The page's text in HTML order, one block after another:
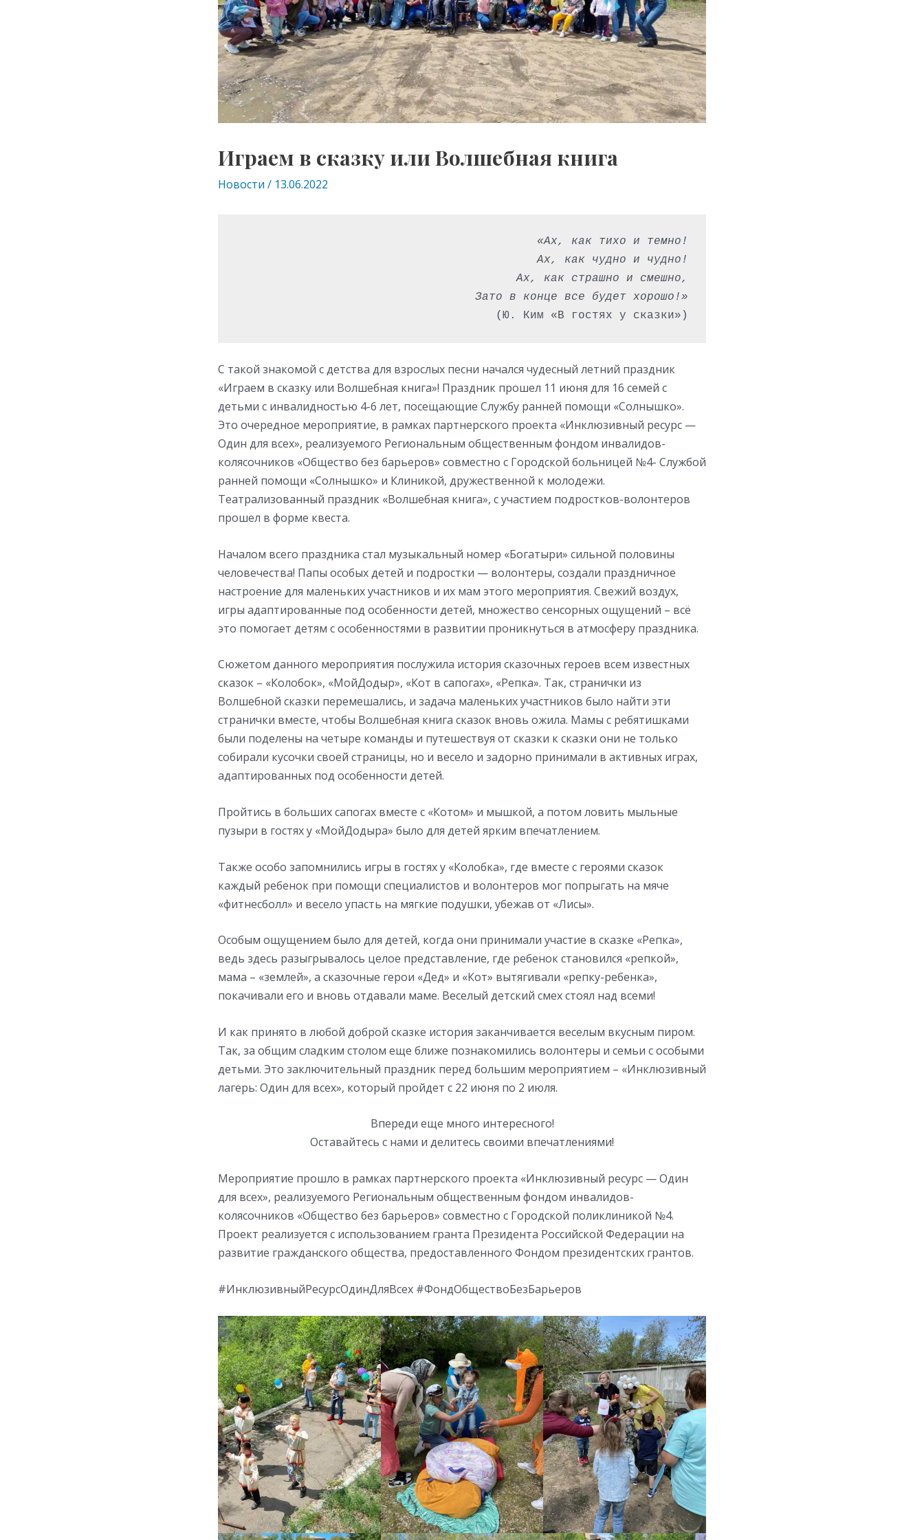
Играем в сказку или Волшебная книга
Новости / 13.06.2022
«Ах, как тихо и темно!
Ах, как чудно и чудно!
Ах, как страшно и смешно,
Зато в конце все будет хорошо!»
(Ю. Ким «В гостях у сказки»)
С такой знакомой с детства для взрослых песни начался чудесный летний праздник
«Играем в сказку или Волшебная книга»! Праздник прошел 11 июня для 16 семей с
детьми с инвалидностью 4-6 лет, посещающие Службу ранней помощи «Солнышко».
Это очередное мероприятие, в рамках партнерского проекта «Инклюзивный ресурс —
Один для всех», реализуемого Региональным общественным фондом инвалидов-
колясочников «Общество без барьеров» совместно с Городской больницей №4- Службой
ранней помощи «Солнышко» и Клиникой, дружественной к молодежи.
Театрализованный праздник «Волшебная книга», с участием подростков-волонтеров
прошел в форме квеста.
Началом всего праздника стал музыкальный номер «Богатыри» сильной половины
человечества! Папы особых детей и подростки — волонтеры, создали праздничное
настроение для маленьких участников и их мам этого мероприятия. Свежий воздух,
игры адаптированные под особенности детей, множество сенсорных ощущений – всё
это помогает детям с особенностями в развитии проникнуться в атмосферу праздника.
Сюжетом данного мероприятия послужила история сказочных героев всем известных
сказок – «Колобок», «МойДодыр», «Кот в сапогах», «Репка». Так, странички из
Волшебной сказки перемешались, и задача маленьких участников было найти эти
странички вместе, чтобы Волшебная книга сказок вновь ожила. Мамы с ребятишками
были поделены на четыре команды и путешествуя от сказки к сказки они не только
собирали кусочки своей страницы, но и весело и задорно принимали в активных играх,
адаптированных под особенности детей.
Пройтись в больших сапогах вместе с «Котом» и мышкой, а потом ловить мыльные
пузыри в гостях у «МойДодыра» было для детей ярким впечатлением.
Также особо запомнились игры в гостях у «Колобка», где вместе с героями сказок
каждый ребенок при помощи специалистов и волонтеров мог попрыгать на мяче
«фитнесболл» и весело упасть на мягкие подушки, убежав от «Лисы».
Особым ощущением было для детей, когда они принимали участие в сказке «Репка»,
ведь здесь разыгрывалось целое представление, где ребенок становился «репкой»,
мама – «землей», а сказочные герои «Дед» и «Кот» вытягивали «репку-ребенка»,
покачивали его и вновь отдавали маме. Веселый детский смех стоял над всеми!
И как принято в любой доброй сказке история заканчивается веселым вкусным пиром.
Так, за общим сладким столом еще ближе познакомились волонтеры и семьи с особыми
детьми. Это заключительный праздник перед большим мероприятием – «Инклюзивный
лагерь: Один для всех», который пройдет с 22 июня по 2 июля.
Впереди еще много интересного!
Оставайтесь с нами и делитесь своими впечатлениями!
Мероприятие прошло в рамках партнерского проекта «Инклюзивный ресурс — Один
для всех», реализуемого Региональным общественным фондом инвалидов-
колясочников «Общество без барьеров» совместно с Городской поликлиникой №4.
Проект реализуется с использованием гранта Президента Российской Федерации на
развитие гражданского общества, предоставленного Фондом президентских грантов.
#ИнклюзивныйРесурсОдинДляВсех #ФондОбществоБезБарьеров